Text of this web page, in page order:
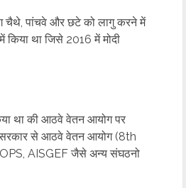
चैथे, पांचवे और छटे को लागु करने में
किया था जिसे 2016 में मोदी
था की आठवे वेतन आयोग पर
सरकार से आठवे वेतन आयोग (8th
AISGEF जैसे अन्य संघठनो